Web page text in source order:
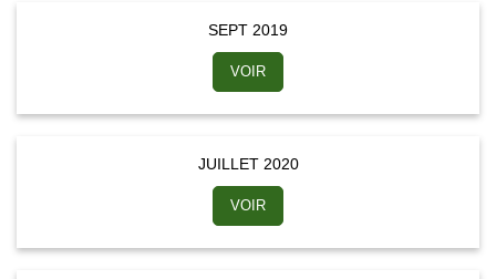
SEPT 2019
VOIR
JUILLET 2020
VOIR